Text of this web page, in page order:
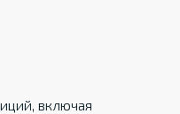
включая